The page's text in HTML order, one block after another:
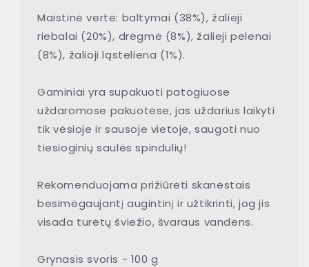
Maistinė vertė: baltymai (38%), žalieji
riebalai (20%), drėgmė (8%), žalieji pelenai
(8%), žalioji ląsteliena (1%).
Gaminiai yra supakuoti patogiuose
uždaromose pakuotėse, jas uždarius laikyti
tik vėsioje ir sausoje vietoje, saugoti nuo
tiesioginių saulės spindulių!
Rekomenduojama prižiūrėti skanėstais
besimėgaujantį augintinį ir užtikrinti, jog jis
visada turėtų šviežio, švaraus vandens.
Grynasis svoris - 100 g